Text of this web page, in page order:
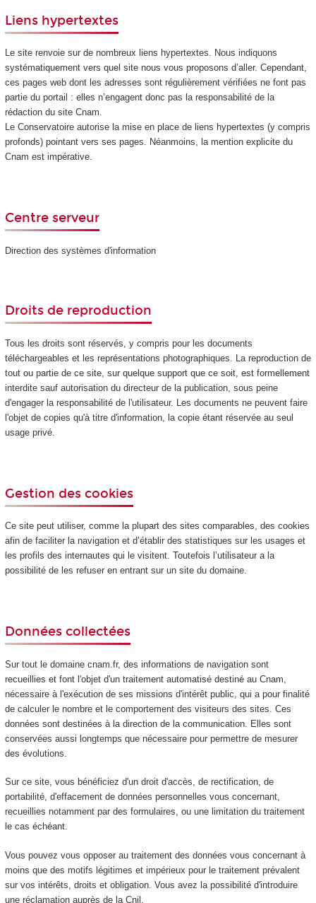
Liens hypertextes
Le site renvoie sur de nombreux liens hypertextes. Nous indiquons
systématiquement vers quel site nous vous proposons d’aller. Cependant,
ces pages web dont les adresses sont régulièrement vérifiées ne font pas
partie du portail : elles n’engagent donc pas la responsabilité de la
rédaction du site Cnam.
Le Conservatoire autorise la mise en place de liens hypertextes (y compris
profonds) pointant vers ses pages. Néanmoins, la mention explicite du
Cnam est impérative.
Centre serveur
Direction des systèmes d'information
Droits de reproduction
Tous les droits sont réservés, y compris pour les documents
téléchargeables et les représentations photographiques. La reproduction de
tout ou partie de ce site, sur quelque support que ce soit, est formellement
interdite sauf autorisation du directeur de la publication, sous peine
d'engager la responsabilité de l'utilisateur. Les documents ne peuvent faire
l'objet de copies qu'à titre d'information, la copie étant réservée au seul
usage privé.
Gestion des cookies
Ce site peut utiliser, comme la plupart des sites comparables, des cookies
afin de faciliter la navigation et d’établir des statistiques sur les usages et
les profils des internautes qui le visitent. Toutefois l’utilisateur a la
possibilité de les refuser en entrant sur un site du domaine.
Données collectées
Sur tout le domaine cnam.fr, des informations de navigation sont
recueillies et font l'objet d'un traitement automatisé destiné au Cnam,
nécessaire à l'exécution de ses missions d'intérêt public, qui a pour finalité
de calculer le nombre et le comportement des visiteurs des sites. Ces
données sont destinées à la direction de la communication. Elles sont
conservées aussi longtemps que nécessaire pour permettre de mesurer
des évolutions.
Sur ce site, vous bénéficiez d'un droit d'accès, de rectification, de
portabilité, d'effacement de données personnelles vous concernant,
recueillies notamment par des formulaires, ou une limitation du traitement
le cas échéant.
Vous pouvez vous opposer au traitement des données vous concernant à
moins que des motifs légitimes et impérieux pour le traitement prévalent
sur vos intérêts, droits et obligation. Vous avez la possibilité d'introduire
une réclamation auprès de la Cnil.